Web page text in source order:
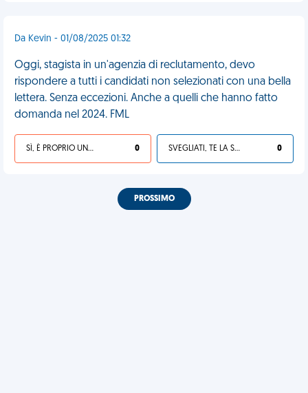
Da Kevin - 01/08/2025 01:32
Oggi, stagista in un'agenzia di reclutamento, devo
rispondere a tutti i candidati non selezionati con una bella
lettera. Senza eccezioni. Anche a quelli che hanno fatto
domanda nel 2024. FML
SÌ, È PROPRIO UNA VDM! 0 SVEGLIATI, TE LA SEI CERCATA! 0
PROSSIMO